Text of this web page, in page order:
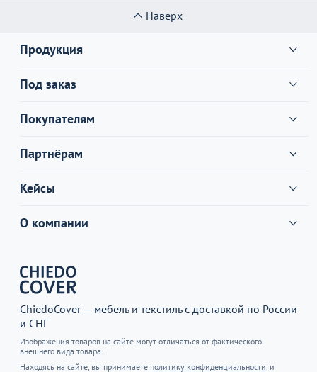
Наверх
Продукция
Под заказ
Покупателям
Партнёрам
Кейсы
О компании
ChiedoCover — мебель и текстиль с доставкой по России
и СНГ
Изображения товаров на сайте могут отличаться от фактического
внешнего вида товара.
Находясь на сайте, вы принимаете политику конфиденциальности. и